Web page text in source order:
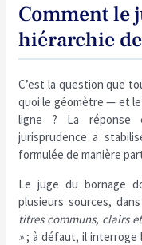
Comment le
hiérarchie
C’est la question que
quoi le géomètre — et
ligne ? La réponse
jurisprudence a
formulée de manière
Le juge du bornage
plusieurs sources,
titres communs, clairs
»; à défaut, il interroge